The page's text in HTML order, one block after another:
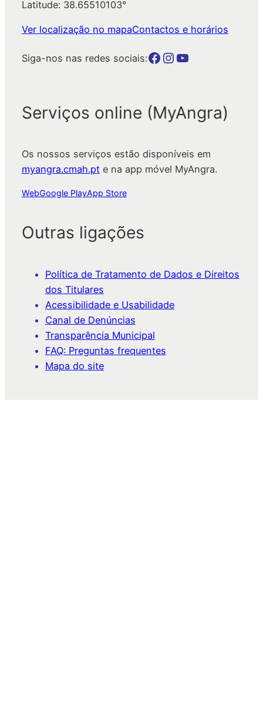
Latitude: 38.65510103°
Ver localização no mapaContactos e horários
Siga-nos nas redes sociais:Botão para a página da autarquia no Facebook Botão para a página da autarquia no Instagram Botão para a página da autarquia no Youtube
Serviços online (MyAngra)
Os nossos serviços estão disponíveis em
myangra.cmah.pte na app móvel MyAngra.
WebGoogle PlayApp Store
Outras ligações
Política de Tratamento de Dados e Direitos
dos Titulares
Acessibilidade e Usabilidade
Canal de Denúncias
Transparência Municipal
FAQ: Preguntas frequentes
Mapa do site